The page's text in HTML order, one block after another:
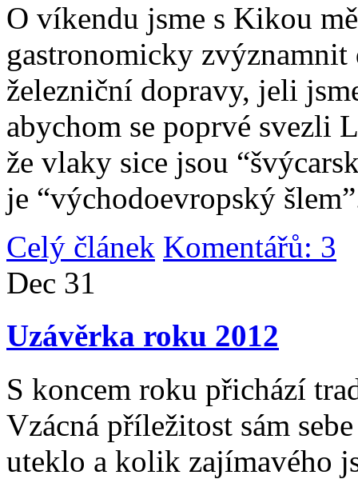
O víkendu jsme s Kikou
gastronomicky
železniční dopravy, jeli
abychom se poprvé svezli
že vlaky sice jsou
je “východoevropský
Celý článek Komentářů: 3
Dec 31
Uzávěrka roku 2012
S koncem roku přichází
Vzácná příležitost sám
uteklo a kolik zajímavého